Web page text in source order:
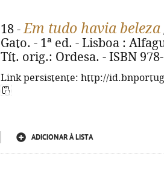
18 -Em tudo havia beleza
Gato. - 1ª ed. - Lisboa :
Tít. orig.: Ordesa. - ISBN
Link persistente: http://
ADICIONAR À LISTA